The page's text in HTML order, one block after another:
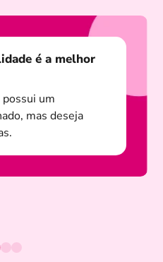
é a melhor
possui um
mas deseja